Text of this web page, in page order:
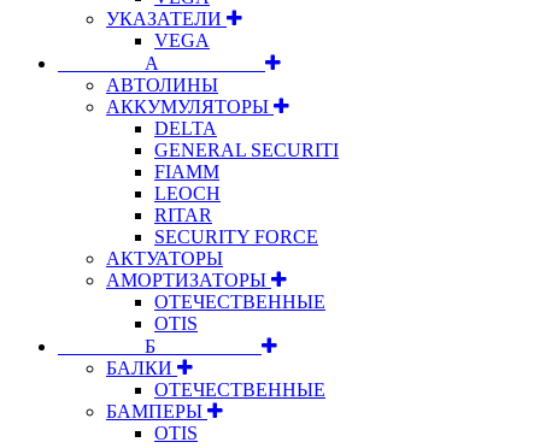
УКАЗАТЕЛИ
VEGA
⠀⠀⠀⠀⠀⠀А⠀⠀⠀⠀⠀⠀⠀
АВТОЛИНЫ
АККУМУЛЯТОРЫ
DELTA
GENERAL SECURITI
FIAMM
LEOCH
RITAR
SECURITY FORCE
АКТУАТОРЫ
АМОРТИЗАТОРЫ
ОТЕЧЕСТВЕННЫЕ
OTIS
⠀⠀⠀⠀⠀⠀Б⠀⠀⠀⠀⠀⠀⠀
БАЛКИ
ОТЕЧЕСТВЕННЫЕ
БАМПЕРЫ
OTIS